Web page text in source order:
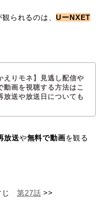
られるのは、UーNXET
えりモネ】見逃し配信や
動画を視聴する方法はこ
放送や放送日についても
放送や無料で動画を観る
じ第27話 >>